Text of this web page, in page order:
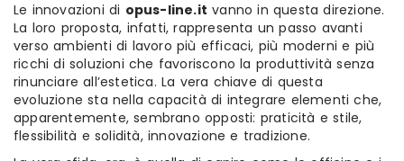
Le innovazioni di opus-line.it vanno in questa direzione.
La loro proposta, infatti, rappresenta un passo avanti
verso ambienti di lavoro più efficaci, più moderni e più
ricchi di soluzioni che favoriscono la produttività senza
rinunciare all’estetica. La vera chiave di questa
evoluzione sta nella capacità di integrare elementi che,
apparentemente, sembrano opposti: praticità e stile,
flessibilità e solidità, innovazione e tradizione.